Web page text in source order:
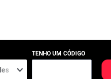
TENHO UM CÓDIGO